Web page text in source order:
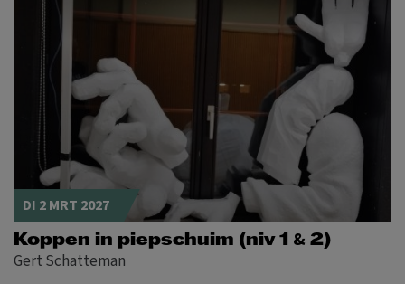
DI 2 MRT 2027
Koppen in piepschuim (niv 1 & 2)
Gert Schatteman